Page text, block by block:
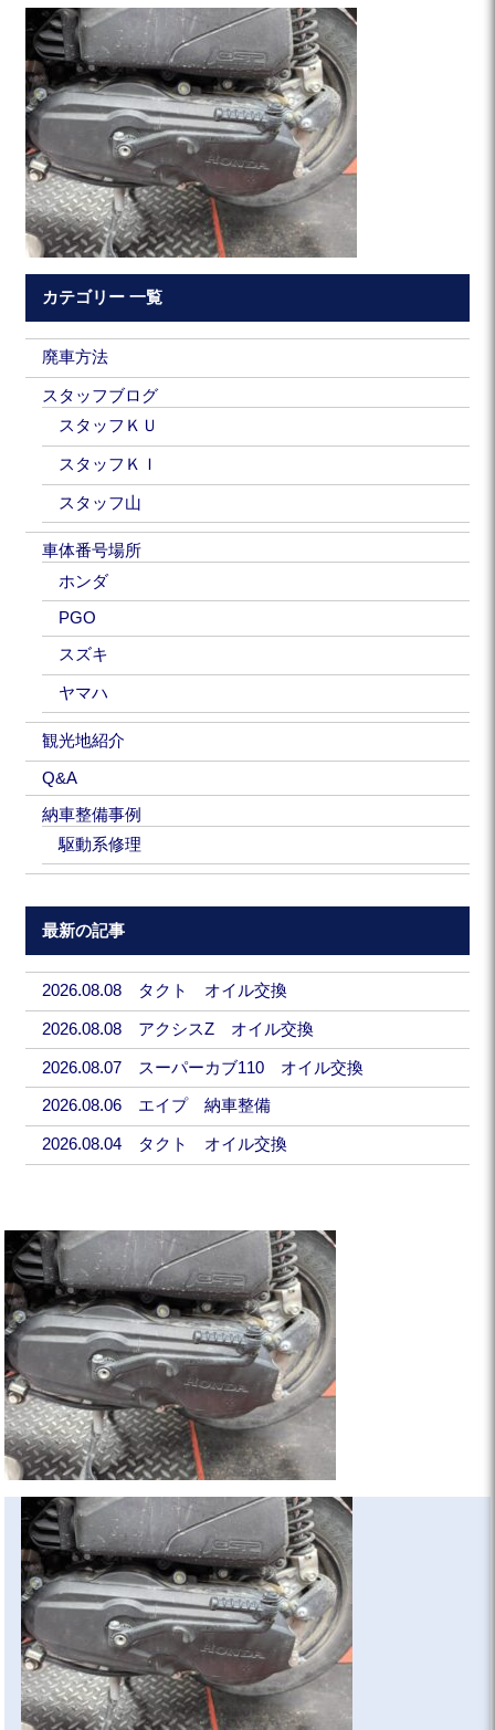
カテゴリー 一覧
廃車方法
スタッフブログ
スタッフＫＵ
スタッフＫＩ
スタッフ山
車体番号場所
ホンダ
PGO
スズキ
ヤマハ
観光地紹介
Q&A
納車整備事例
駆動系修理
最新の記事
2026.08.08 タクト オイル交換
2026.08.08 アクシスZ オイル交換
2026.08.07 スーパーカブ110 オイル交換
2026.08.06 エイプ 納車整備
2026.08.04 タクト オイル交換